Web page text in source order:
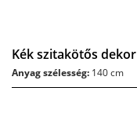
Kék szitakötős dekor
Anyag szélesség: 140 cm